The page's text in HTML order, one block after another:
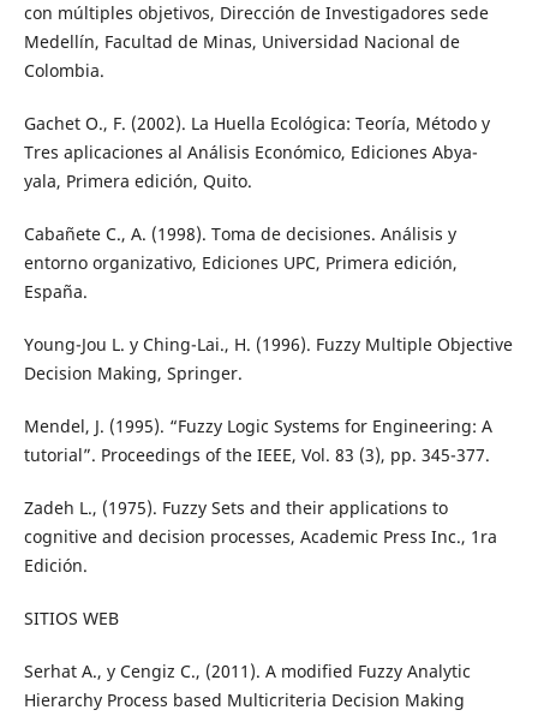
con múltiples objetivos, Dirección de Investigadores sede
Medellín, Facultad de Minas, Universidad Nacional de
Colombia.
Gachet O., F. (2002). La Huella Ecológica: Teoría, Método y
Tres aplicaciones al Análisis Económico, Ediciones Abya-
yala, Primera edición, Quito.
Cabañete C., A. (1998). Toma de decisiones. Análisis y
entorno organizativo, Ediciones UPC, Primera edición,
España.
Young-Jou L. y Ching-Lai., H. (1996). Fuzzy Multiple Objective
Decision Making, Springer.
Mendel, J. (1995). “Fuzzy Logic Systems for Engineering: A
tutorial”. Proceedings of the IEEE, Vol. 83 (3), pp. 345-377.
Zadeh L., (1975). Fuzzy Sets and their applications to
cognitive and decision processes, Academic Press Inc., 1ra
Edición.
SITIOS WEB
Serhat A., y Cengiz C., (2011). A modified Fuzzy Analytic
Hierarchy Process based Multicriteria Decision Making